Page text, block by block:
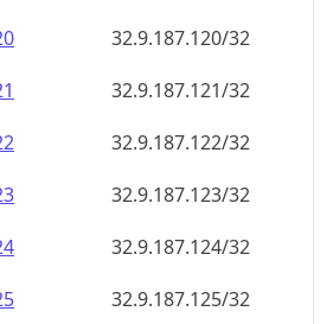
32.9.187.120/32
32.9.187.121/32
32.9.187.122/32
32.9.187.123/32
32.9.187.124/32
32.9.187.125/32